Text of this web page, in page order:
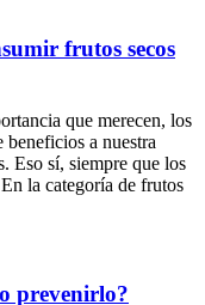
frutos secos
que merecen, los
beneficios a nuestra
Eso sí, siempre que los
la categoría de frutos
prevenirlo?